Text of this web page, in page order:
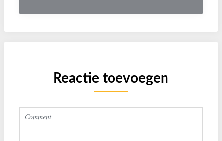
Reactie toevoegen